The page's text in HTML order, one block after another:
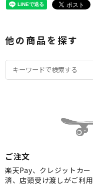
他の商品を探す
ご注文
楽天Pay、クレジットカ
済、店頭受け渡しがご利用